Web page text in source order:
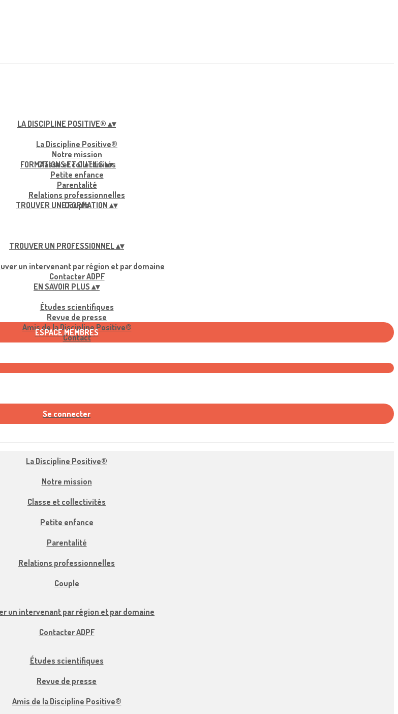
LA DISCIPLINE POSITIVE® ▴▾
La Discipline Positive®
Notre mission
Classe et collectivités
Petite enfance
Parentalité
Relations professionnelles
Couple
FORMATIONS ET OUTILS▴▾
TROUVER UNE FORMATION ▴▾
TROUVER UN PROFESSIONNEL▴▾
un intervenant par région et par domaine
Contacter ADPF
EN SAVOIR PLUS ▴▾
Études scientifiques
Revue de presse
Amis de la Discipline Positive®
Contact
ESPACE MEMBRES
Se connecter
La Discipline Positive®
Notre mission
Classe et collectivités
Petite enfance
Parentalité
Relations professionnelles
Couple
un intervenant par région et par domaine
Contacter ADPF
Études scientifiques
Revue de presse
Amis de la Discipline Positive®